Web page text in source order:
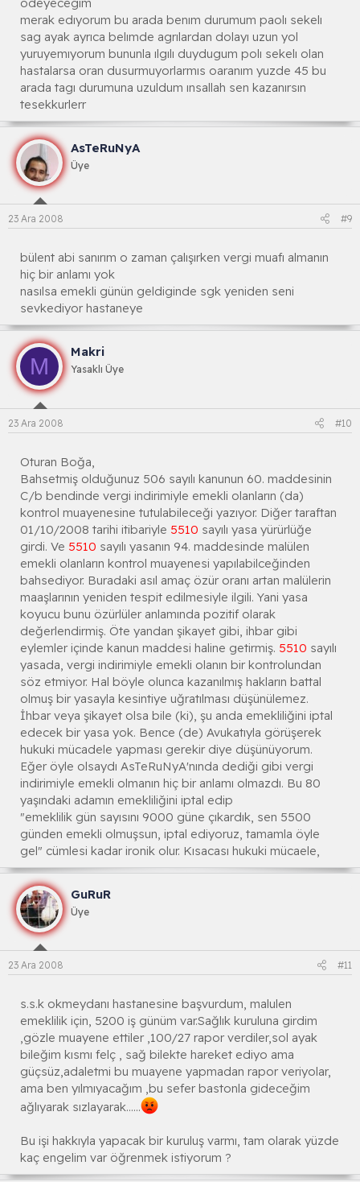
merak edıyorum bu arada benım durumum paolı sekelı
sag ayak ayrıca belımde agrılardan dolayı uzun yol
yuruyemıyorum bununla ılgılı duydugum polı sekelı olan
hastalarsa oran dusurmuyorlarmıs oaranım yuzde 45 bu
arada tagı durumuna uzuldum ınsallah sen kazanırsın
tesekkurlerr
AsTeRuNyA
Üye
23 Ara 2008 #9
bülent abi sanırım o zaman çalışırken vergi muafı almanın
hiç bir anlamı yok
nasılsa emekli günün geldiginde sgk yeniden seni
sevkediyor hastaneye
M
Makri
Yasaklı Üye
23 Ara 2008 #10
Oturan Boğa,
Bahsetmiş olduğunuz 506 sayılı kanunun 60. maddesinin
C/b bendinde vergi indirimiyle emekli olanların (da)
kontrol muayenesine tutulabileceği yazıyor. Diğer taraftan
01/10/2008 tarihi itibariyle 5510 sayılı yasa yürürlüğe
girdi. Ve 5510 sayılı yasanın 94. maddesinde malülen
emekli olanların kontrol muayenesi yapılabilceğinden
bahsediyor. Buradaki asıl amaç özür oranı artan malülerin
maaşlarının yeniden tespit edilmesiyle ilgili. Yani yasa
koyucu bunu özürlüler anlamında pozitif olarak
değerlendirmiş. Öte yandan şikayet gibi, ihbar gibi
eylemler içinde kanun maddesi haline getirmiş. 5510 sayılı
yasada, vergi indirimiyle emekli olanın bir kontrolundan
söz etmiyor. Hal böyle olunca kazanılmış hakların battal
olmuş bir yasayla kesintiye uğratılması düşünülemez.
İhbar veya şikayet olsa bile (ki), şu anda emekliliğini iptal
edecek bir yasa yok. Bence (de) Avukatıyla görüşerek
hukuki mücadele yapması gerekir diye düşünüyorum.
Eğer öyle olsaydı AsTeRuNyA'nında dediği gibi vergi
indirimiyle emekli olmanın hiç bir anlamı olmazdı. Bu 80
yaşındaki adamın emekliliğini iptal edip
"emeklilik gün sayısını 9000 güne çıkardık, sen 5500
günden emekli olmuşsun, iptal ediyoruz, tamamla öyle
gel" cümlesi kadar ironik olur. Kısacası hukuki mücaele,
GuRuR
Üye
23 Ara 2008 #11
s.s.k okmeydanı hastanesine başvurdum, malulen
emeklilik için, 5200 iş günüm var.Sağlık kuruluna girdim
,gözle muayene ettiler ,100/27 rapor verdiler,sol ayak
bileğim kısmı felç , sağ bilekte hareket ediyo ama
güçsüz,adaletmi bu muayene yapmadan rapor veriyolar,
ama ben yılmıyacağım ,bu sefer bastonla gideceğim
ağlıyarak sızlayarak......
Bu işi hakkıyla yapacak bir kuruluş varmı, tam olarak yüzde
kaç engelim var öğrenmek istiyorum ?